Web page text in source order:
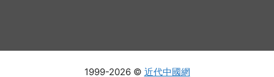
1999-2026 © 近代中國網